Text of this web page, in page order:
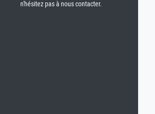
n'hésitez pas à nous contacter.